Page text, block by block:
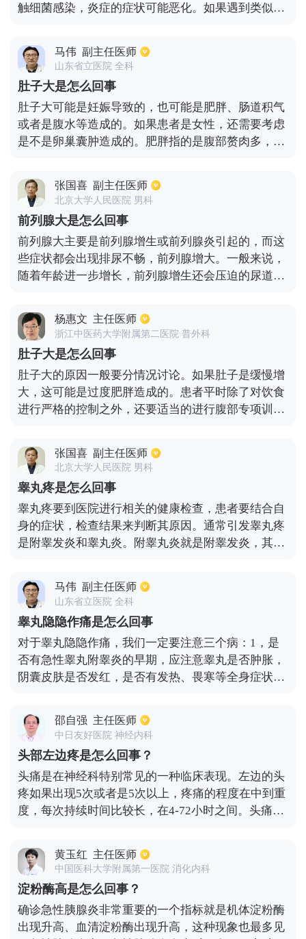
触细菌感染，炎症的症状可能恶化。如果遇到类似的
状。另外一种可能原因就是内源性子宫内膜异位，容
易引起宫腺肌症，从而造成子宫增大的症状，而且常
常会伴随痛经、月经量增多以及不孕不育等等表现，
出现多种妇科的疾病症状。如果出现这些情况，可以
到医院进行检查，采用合适的临床治疗方案。
马伟 副主任医师
山东省立医院 全科
肚子大是怎么回事
肚子大可能是妊娠导致的，也可能是肥胖、肠道积气
或者是腹水等造成的。如果患者是女性，还需要考虑
是不是卵巢囊肿造成的。肥胖指的是腹部赘肉多，脂
晚期导致的；消化道梗阻也容易导致肚子大。若是腹
部出现了不正常增大，需要立即检查确诊，采取针对
措施。
张国喜 副主任医师
北京大学人民医院 男科
前列腺大是怎么回事
前列腺大主要是前列腺增生或前列腺炎引起的，而这
些症状都会出现排尿不畅，前列腺增大。一般来说，
随着年龄进一步增长，前列腺增生还会压迫的尿道，
种情况也和自身不良生活习惯和饮食有着密切关系，
所以想要改善这样的情况，还是需要合理饮食，避免
熬夜。
杨惠文 主任医师
浙江中医药大学附属第二医院 普外科
肚子大是怎么回事
肚子大的原因一般要分情况讨论。如果肚子是缓慢增
大，这可能是过度肥胖造成的。患者平时除了对饮食
进行严格的控制之外，还要适当的进行腹部专项训
极端的方式减肥，否则极容易引起反弹。但是肚子突
然增大的话，可能性较大的原因就是身体疾病。当腹
部出现肿瘤或者存在腹水的情况下，都会出现这种症
状。患者要尽快的去医院检查，因为这些疾病都是较
严重的，如果病情进一步发展会对身体健康产生很大
损害。早确诊早治疗能将对身体的伤害降到最低，而
且在病情早期治疗效果会更好，预后也会更好。
张国喜 副主任医师
北京大学人民医院 男科
睾丸疼是怎么回事
睾丸疼要到医院进行相关的健康检查，患者要结合自
身的症状，检查结果来判断其原因。通常引发睾丸疼
是附睾发炎和睾丸炎。附睾丸炎就是附睾发炎，其症
大，出现这种疾病要抑制性生活，注意生殖器卫生，
多局部热敷，尽量不要穿牛仔裤，注意卧床休息，抬
高阴囊而睾丸炎的患者多是由于细菌和病毒引起的，
其他引起睾丸疼的原因有：过度的性刺激、长期的久
坐、吸烟、前列腺炎、精索静脉曲张、囊肿等。
马伟 副主任医师
山东省立医院 全科
睾丸隐隐作痛是怎么回事
对于睾丸隐隐作痛，我们一定要注意三个病：1，是
否有急性睾丸附睾炎的早期，应注意睾丸是否肿胀，
阴囊皮肤是否发红，是否有发热、畏寒等全身症状，
意是否有精索静脉曲张，精索静脉曲张后静脉回流障
碍导致阴囊，睾丸瘀血比较多，会导致睾丸微微胀
痛，站立后胀痛加重，平卧后明显缓解，做精索静脉
彩超可以有效确诊。3，注意是否有前列腺炎，如阴
囊放射痛，检测前列腺液能否有效诊断，如果前列腺
炎建议服用消炎药，口服α受体阻滞剂能有效缓解。
邵自强 主任医师
中日友好医院 神经内科
头部左边疼是怎么回事？
头痛是在神经科特别常见的一种临床表现。左边的头
疼如果出现5次或者是5次以上，疼痛的程度在中到重
度，每次持续时间比较长，在4-72小时之间。头痛的
断为偏头痛。偏头痛的出现会和很多因素有关系，存
在有家族遗传性。出现偏头痛一般可以使用相关药物
进行治疗，比如：曲普坦类药物、甾体类抗炎药等。
如果头痛的同时伴随有高血压等脑血管疾病。出现突
发性左侧头痛，要及时进行血压监测，完善脑部ct，
排除脑出血可能。
黄玉红 主任医师
中国医科大学附属第一医院 消化内科
淀粉酶高是怎么回事？
确诊急性胰腺炎非常重要的一个指标就是机体淀粉酶
出现升高、血清淀粉酶出现升高，这种现象也最多见